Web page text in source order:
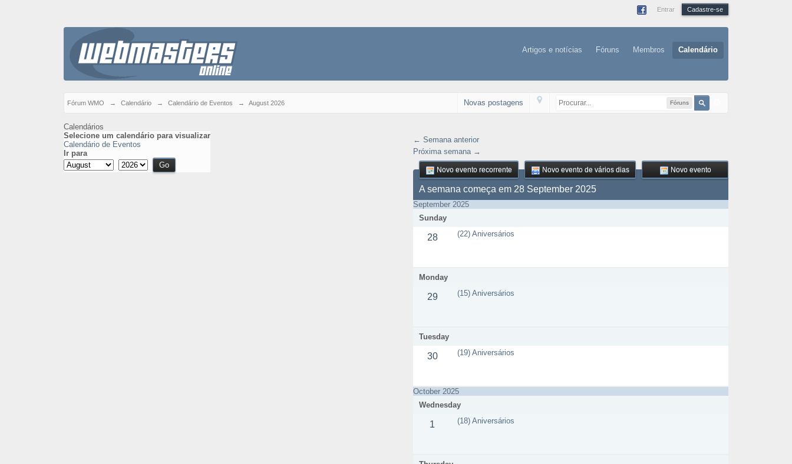
Entrar Cadastre-se
Artigos e notícias Fóruns Membros Calendário
Fórum WMO → Calendário → Calendário de Eventos → August 2026 Fóruns
Novas postagens
Calendários
Selecione um calendário para visualizar
Calendário de Eventos
Ir para
← Semana anterior
Próxima semana →
Novo evento
Novo evento de vários dias
Novo evento recorrente
A semana começa em 28 September 2025
September 2025
Sunday
28 (22) Aniversários
Monday
29 (15) Aniversários
Tuesday
30 (19) Aniversários
October 2025
Wednesday
1 (18) Aniversários